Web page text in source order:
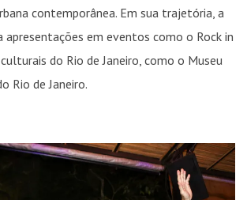
contemporânea. Em sua trajetória, a
apresentações em eventos como o Rock in
do Rio de Janeiro, como o Museu
Rio de Janeiro.